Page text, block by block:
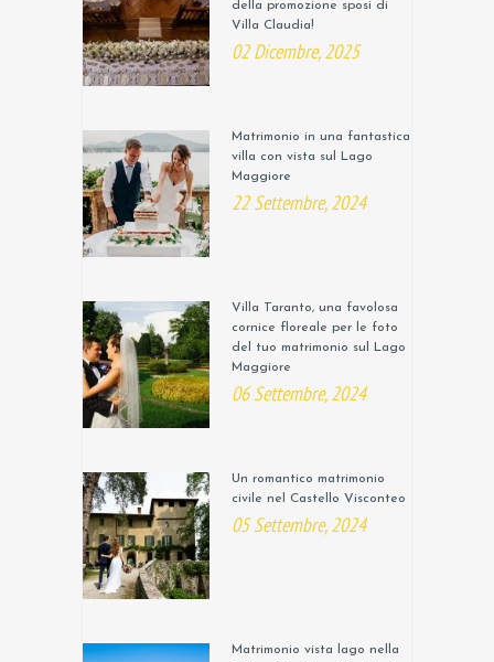
della promozione sposi di
Villa Claudia!
02 Dicembre, 2025
Matrimonio in una fantastica
villa con vista sul Lago
Maggiore
22 Settembre, 2024
Villa Taranto, una favolosa
cornice floreale per le foto
del tuo matrimonio sul Lago
Maggiore
06 Settembre, 2024
Un romantico matrimonio
civile nel Castello Visconteo
05 Settembre, 2024
Matrimonio vista lago nella